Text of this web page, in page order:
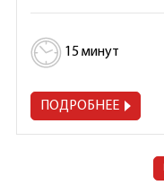
15 минут
ПОДРОБНЕЕ